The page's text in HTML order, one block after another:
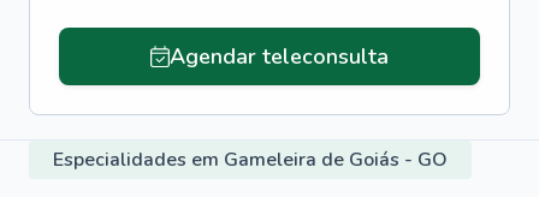
Agendar teleconsulta
Especialidades em Gameleira de Goiás - GO